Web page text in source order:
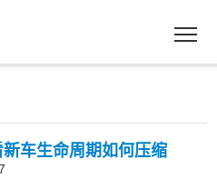
车生命周期如何压缩